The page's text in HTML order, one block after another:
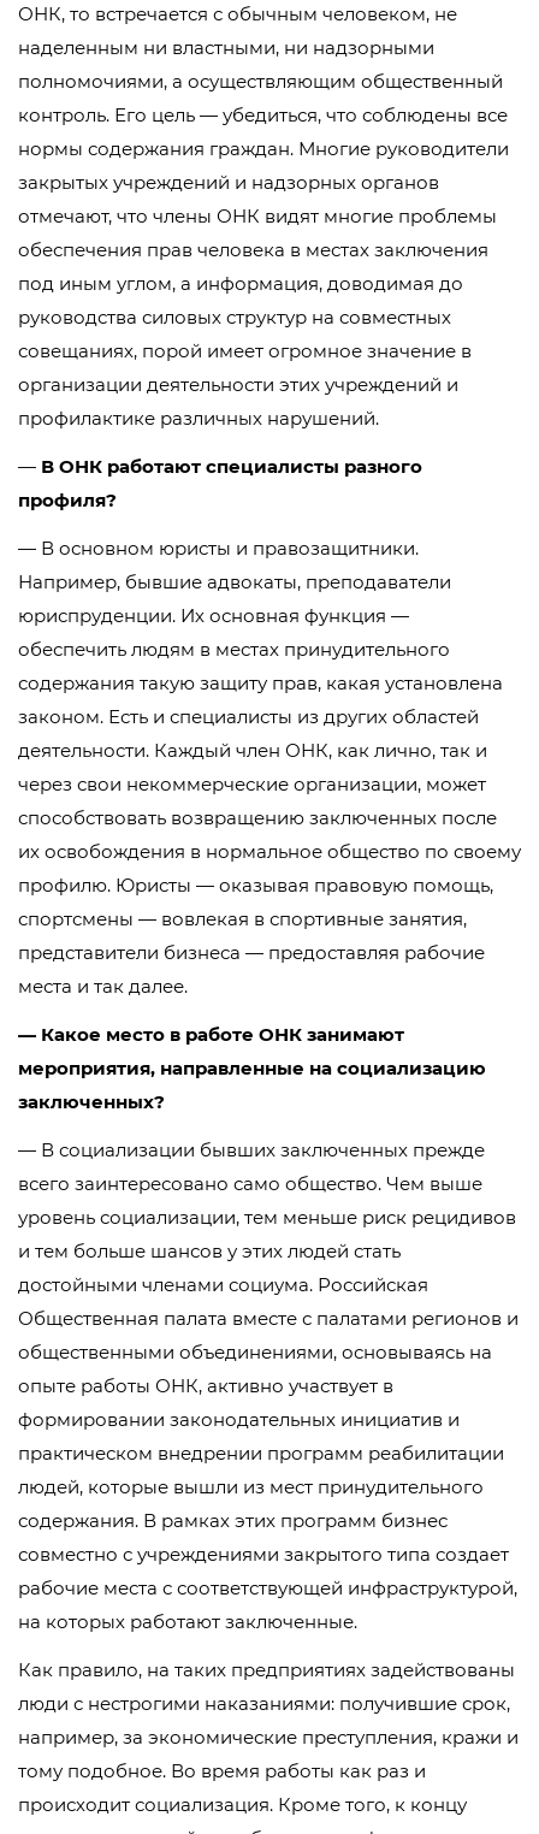
ОНК, то встречается с обычным человеком, не
наделенным ни властными, ни надзорными
полномочиями, а осуществляющим общественный
контроль. Его цель — убедиться, что соблюдены все
нормы содержания граждан. Многие руководители
закрытых учреждений и надзорных органов
отмечают, что члены ОНК видят многие проблемы
обеспечения прав человека в местах заключения
под иным углом, а информация, доводимая до
руководства силовых структур на совместных
совещаниях, порой имеет огромное значение в
организации деятельности этих учреждений и
профилактике различных нарушений.
— В ОНК работают специалисты разного
профиля?
— В основном юристы и правозащитники.
Например, бывшие адвокаты, преподаватели
юриспруденции. Их основная функция —
обеспечить людям в местах принудительного
содержания такую защиту прав, какая установлена
законом. Есть и специалисты из других областей
деятельности. Каждый член ОНК, как лично, так и
через свои некоммерческие организации, может
способствовать возвращению заключенных после
их освобождения в нормальное общество по своему
профилю. Юристы — оказывая правовую помощь,
спортсмены — вовлекая в спортивные занятия,
представители бизнеса — предоставляя рабочие
места и так далее.
— Какое место в работе ОНК занимают
мероприятия, направленные на социализацию
заключенных?
— В социализации бывших заключенных прежде
всего заинтересовано само общество. Чем выше
уровень социализации, тем меньше риск рецидивов
и тем больше шансов у этих людей стать
достойными членами социума. Российская
Общественная палата вместе с палатами регионов и
общественными объединениями, основываясь на
опыте работы ОНК, активно участвует в
формировании законодательных инициатив и
практическом внедрении программ реабилитации
людей, которые вышли из мест принудительного
содержания. В рамках этих программ бизнес
совместно с учреждениями закрытого типа создает
рабочие места с соответствующей инфраструктурой,
на которых работают заключенные.
Как правило, на таких предприятиях задействованы
люди с нестрогими наказаниями: получившие срок,
например, за экономические преступления, кражи и
тому подобное. Во время работы как раз и
происходит социализация. Кроме того, к концу